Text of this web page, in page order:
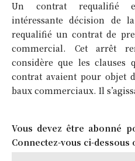
Un contrat requalifié
intéressante décision de
requalifié un contrat de
commercial. Cet arrêt
considère que les clauses
contrat avaient pour objet
baux commerciaux. Il
Vous devez être abonné
Connectez-vous ci-dessous